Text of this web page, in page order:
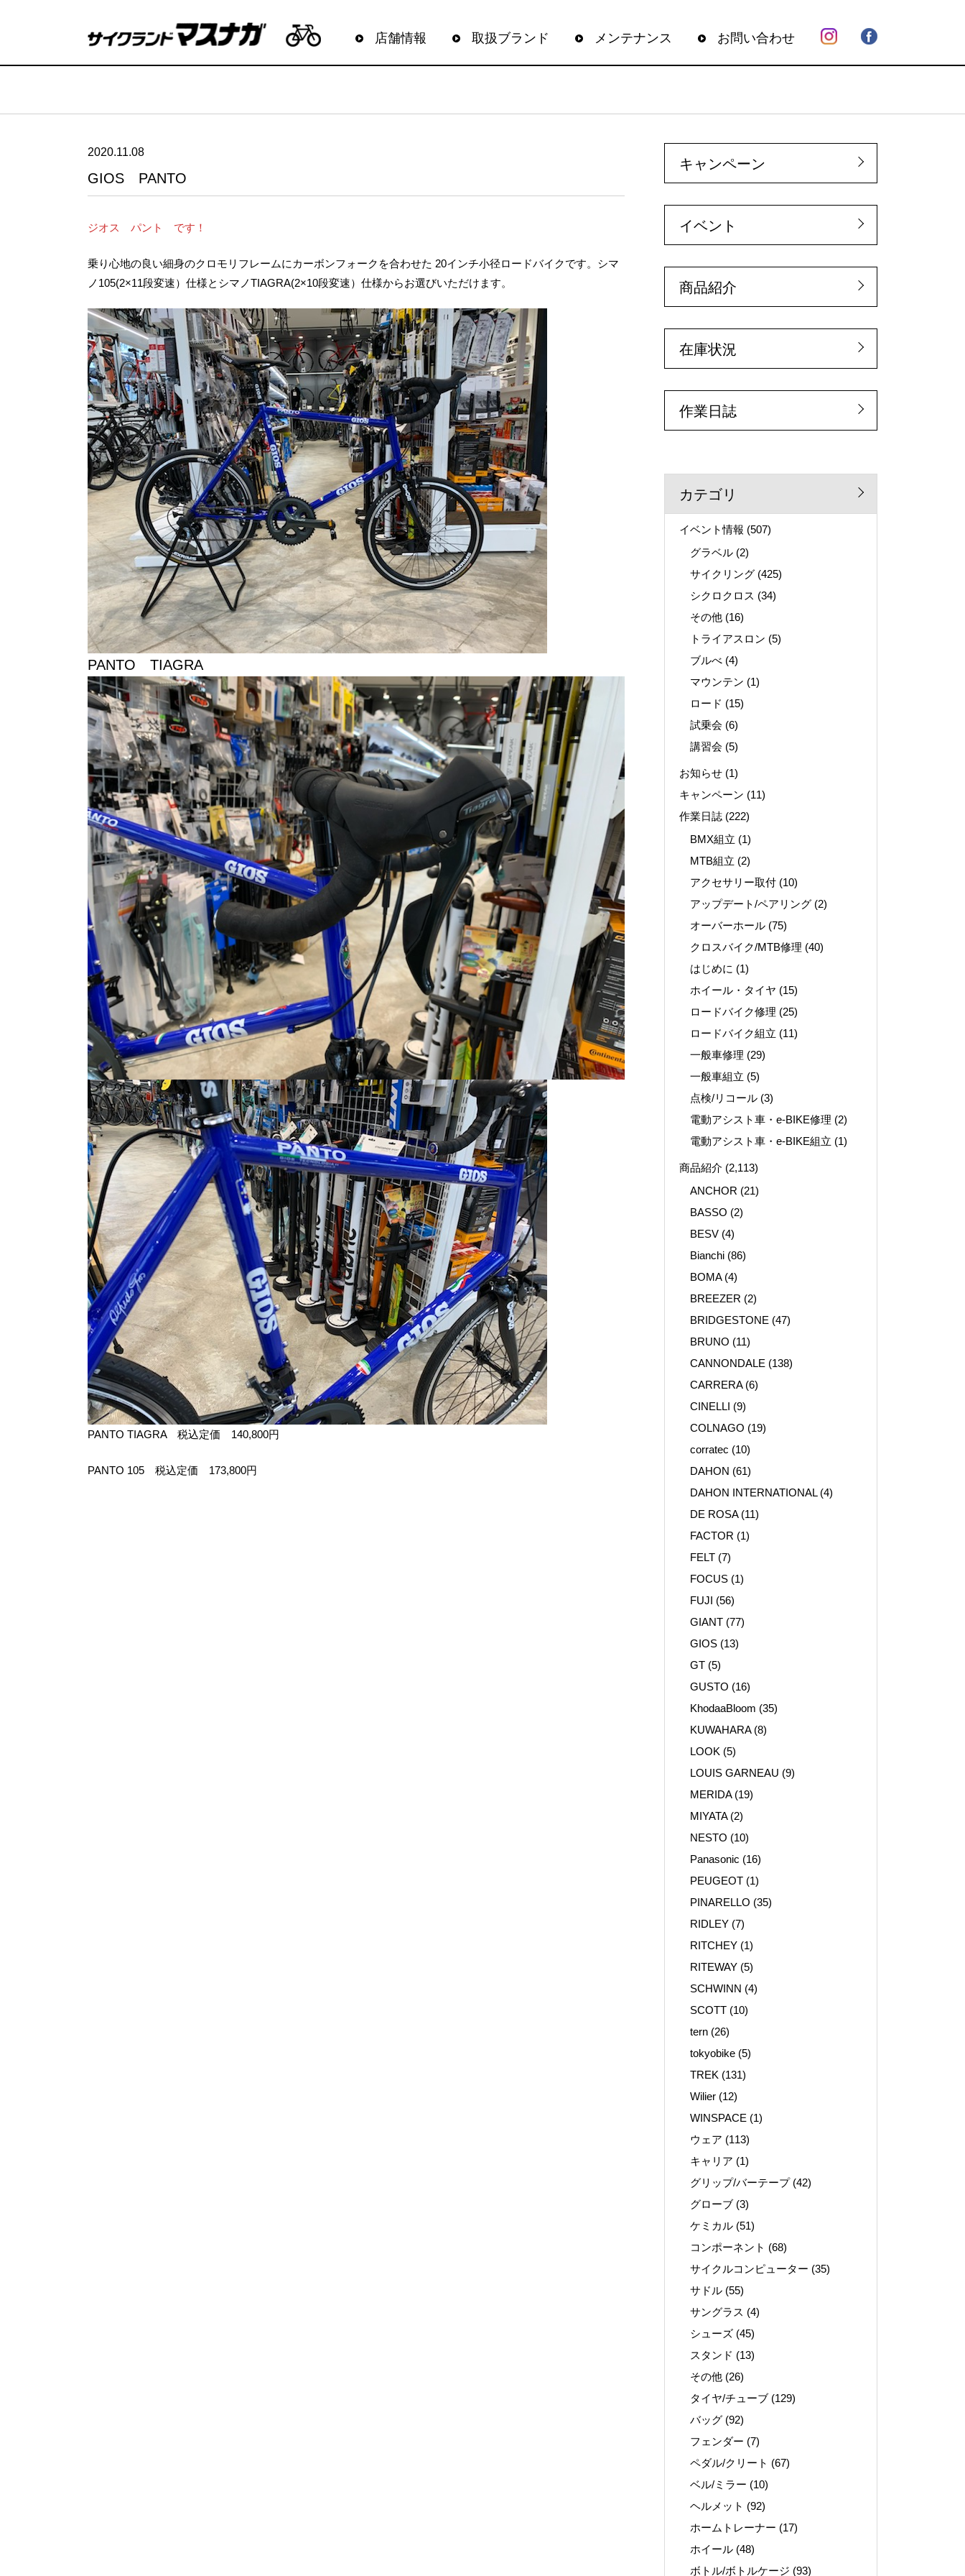
店舗情報 取扱ブランド メンテナンス お問い合わせ
2020.11.08
GIOS PANTO
ジオス パント です！
乗り心地の良い細身のクロモリフレームにカーボンフォークを合わせた 20インチ小径ロードバイクです。シマ
ノ105(2×11段変速）仕様とシマノTIAGRA(2×10段変速）仕様からお選びいただけます。
PANTO TIAGRA
PANTO TIAGRA 税込定価 140,800円
PANTO 105 税込定価 173,800円
キャンペーン
イベント
商品紹介
在庫状況
作業日誌
カテゴリ
イベント情報 (507)
グラベル (2)
サイクリング (425)
シクロクロス (34)
その他 (16)
トライアスロン (5)
ブルべ (4)
マウンテン (1)
ロード (15)
試乗会 (6)
講習会 (5)
お知らせ (1)
キャンペーン (11)
作業日誌 (222)
BMX組立 (1)
MTB組立 (2)
アクセサリー取付 (10)
アップデート/ペアリング (2)
オーバーホール (75)
クロスバイク/MTB修理 (40)
はじめに (1)
ホイール・タイヤ (15)
ロードバイク修理 (25)
ロードバイク組立 (11)
一般車修理 (29)
一般車組立 (5)
点検/リコール (3)
電動アシスト車・e-BIKE修理 (2)
電動アシスト車・e-BIKE組立 (1)
商品紹介 (2,113)
ANCHOR (21)
BASSO (2)
BESV (4)
Bianchi (86)
BOMA(4)
BREEZER (2)
BRIDGESTONE (47)
BRUNO (11)
CANNONDALE (138)
CARRERA(6)
CINELLI (9)
COLNAGO (19)
corratec (10)
DAHON (61)
DAHON INTERNATIONAL(4)
DE ROSA(11)
FACTOR (1)
FELT (7)
FOCUS (1)
FUJI (56)
GIANT (77)
GIOS (13)
GT (5)
GUSTO (16)
KhodaaBloom (35)
KUWAHARA(8)
LOOK (5)
LOUIS GARNEAU (9)
MERIDA(19)
MIYATA(2)
NESTO (10)
Panasonic (16)
PEUGEOT (1)
PINARELLO (35)
RIDLEY (7)
RITCHEY (1)
RITEWAY (5)
SCHWINN (4)
SCOTT (10)
tern (26)
tokyobike (5)
TREK (131)
Wilier (12)
WINSPACE (1)
ウェア (113)
キャリア (1)
グリップ/バーテープ(42)
グローブ (3)
ケミカル (51)
コンポーネント (68)
サイクルコンピューター (35)
サドル (55)
サングラス (4)
シューズ (45)
スタンド (13)
その他 (26)
タイヤ/チューブ (129)
バッグ (92)
フェンダー (7)
ペダル/クリート (67)
ベル/ミラー (10)
ヘルメット (92)
ホームトレーナー (17)
ホイール (48)
ボトル/ボトルケージ (93)